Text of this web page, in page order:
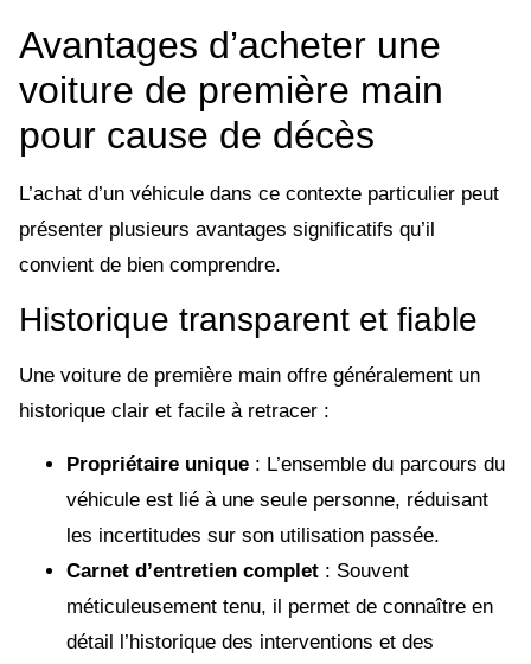
Avantages d’acheter une
voiture de première main
pour cause de décès
L’achat d’un véhicule dans ce contexte particulier peut
présenter plusieurs avantages significatifs qu’il
convient de bien comprendre.
Historique transparent et fiable
Une voiture de première main offre généralement un
historique clair et facile à retracer :
Propriétaire unique : L’ensemble du parcours du
véhicule est lié à une seule personne, réduisant
les incertitudes sur son utilisation passée.
Carnet d’entretien complet : Souvent
méticuleusement tenu, il permet de connaître en
détail l’historique des interventions et des